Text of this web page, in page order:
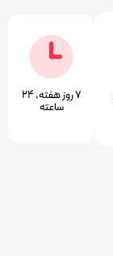
۷ روز ﻫﻔﺘﻪ، ۲۴
ﺳﺎﻋﺘﻪ